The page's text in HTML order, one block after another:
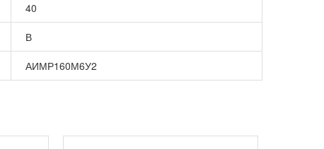
40
В
АИМР160М6У2